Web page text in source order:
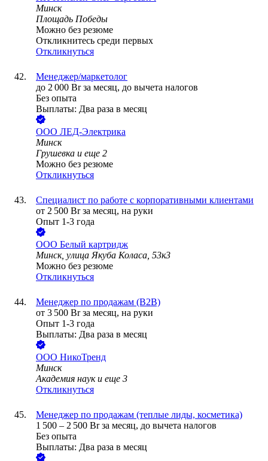
Минск
Площадь Победы
Можно без резюме
Откликнитесь среди первых
Откликнуться
Менеджер/маркетолог
до 2 000 Br за месяц, до вычета налогов
Без опыта
Выплаты: Два раза в месяц
ООО ЛЕД-Электрика
Минск
Грушевка и еще 2
Можно без резюме
Откликнуться
Специалист по работе с корпоративными клиентами
от 2 500 Br за месяц, на руки
Опыт 1-3 года
ООО Белый картридж
Минск, улица Якуба Коласа, 53к3
Можно без резюме
Откликнуться
Менеджер по продажам (B2B)
от 3 500 Br за месяц, на руки
Опыт 1-3 года
Выплаты: Два раза в месяц
ООО НикоТренд
Минск
Академия наук и еще 3
Откликнуться
Менеджер по продажам (теплые лиды, косметика)
1 500 – 2 500 Br за месяц, до вычета налогов
Без опыта
Выплаты: Два раза в месяц